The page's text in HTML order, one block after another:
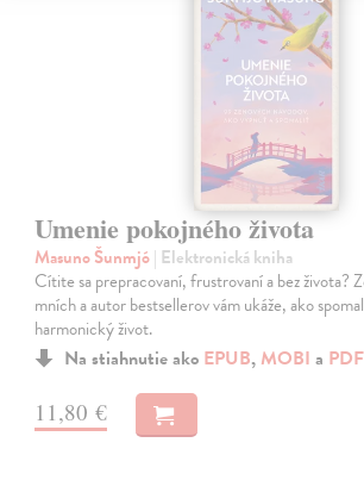
Umenie pokojného života
Masuno Šunmjó| Elektronická kniha
Cítite sa prepracovaní, frustrovaní a bez života?
mních a autor bestsellerov vám ukáže, ako
harmonický život.
Na stiahnutie ako EPUB, MOBI a PDF
11,80 €